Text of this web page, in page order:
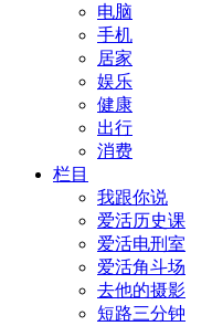
电脑
手机
居家
娱乐
健康
出行
消费
栏目
我跟你说
爱活历史课
爱活电刑室
爱活角斗场
去他的摄影
短路三分钟